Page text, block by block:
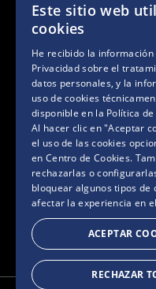
NOSOTROS
La Empresa
La Marca
Certificaciones
Preguntas Frecuentes
Este sitio web
cookies
He recibido la información
Privacidadsobre el
datos personales, y la
uso de cookies
disponible en la Política
Al hacer clic en "Aceptar
el uso de las cookies
en Centro de Cookies.
rechazarlas o
bloquear algunos tipos de
afectar la experiencia en
ACEPTAR
RECHAZAR